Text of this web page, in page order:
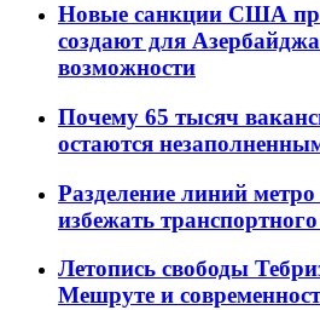
Новые санкции США
создают для
возможности
Почему 65 тысяч
остаются
Разделение линий
избежать
Летопись свободы
Мешруте и